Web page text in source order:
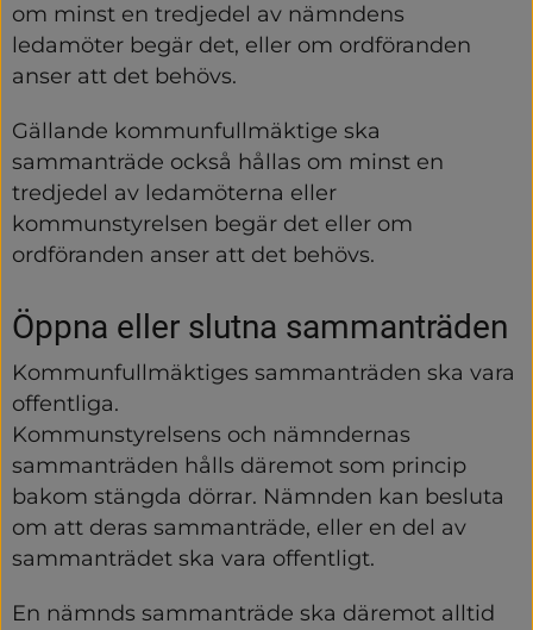
om minst en tredjedel av nämndens
ledamöter begär det, eller om ordföranden
anser att det behövs.
Gällande kommunfullmäktige ska
sammanträde också hållas om minst en
tredjedel av ledamöterna eller
kommunstyrelsen begär det eller om
ordföranden anser att det behövs.
Öppna eller slutna sammanträden
Kommunfullmäktiges sammanträden ska vara
offentliga.
Kommunstyrelsens och nämndernas
sammanträden hålls däremot som princip
bakom stängda dörrar. Nämnden kan besluta
om att deras sammanträde, eller en del av
sammanträdet ska vara offentligt.
En nämnds sammanträde ska däremot alltid